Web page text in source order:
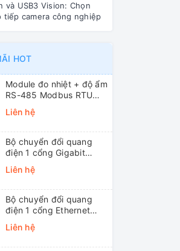
và USB3 Vision: Chọn
tiếp camera công nghiệp
HOT
Module đo nhiệt + độ ẩm
RS-485 Modbus RTU
ICP DAS DL-10 CR
Liên hệ
Bộ chuyển đổi quang
điện 1 cổng Gigabit
Ethernet 3Onedata
MODEL3012-S-SC-
mode, SC, 20KM)
Liên hệ
Bộ chuyển đổi quang
điện 1 cổng Ethernet
3onedata MODEL1100-
S-SC-20KM (Dual fiber,
Liên hệ